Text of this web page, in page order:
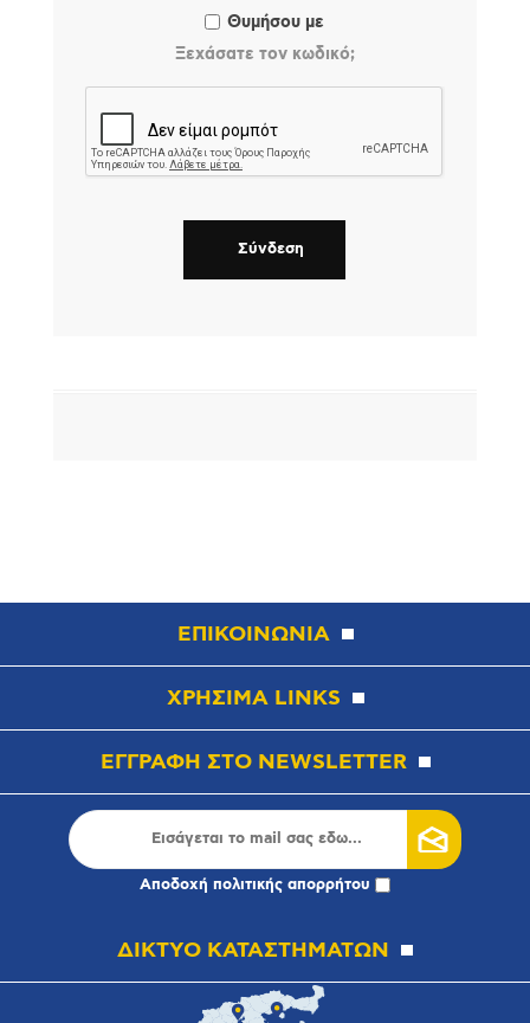
Θυμήσου με
Ξεχάσατε τον κωδικό;
ΕΠΙΚΟΙΝΩΝΙΑ
ΧΡΗΣΙΜΑ LINKS
ΕΓΓΡΑΦΗ ΣΤΟ NEWSLETTER
Αποδοχή πολιτικής απορρήτου
ΔΙΚΤΥΟ ΚΑΤΑΣΤΗΜΑΤΩΝ